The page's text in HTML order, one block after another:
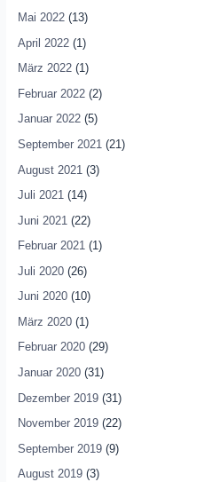
Mai 2022(13)
April 2022(1)
März 2022(1)
Februar 2022(2)
Januar 2022(5)
September 2021 (21)
August 2021 (3)
Juli 2021(14)
Juni 2021 (22)
Februar 2021(1)
Juli 2020(26)
Juni 2020(10)
März 2020(1)
Februar 2020(29)
Januar 2020(31)
Dezember 2019(31)
November 2019(22)
September 2019(9)
August 2019(3)